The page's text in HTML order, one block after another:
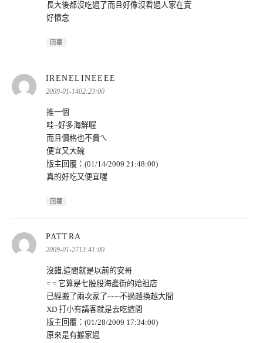
長大後都沒吃過了而且好像沒看過人家在賣
好懷念
回覆
IRENELINEEEE
2009-01-1402:23:00
推一個
哇~好多海鮮喔
而且價格也不貴ㄟ
便宜又大碗
版主回覆：(01/14/2009 21:48:00)
真的好吃又便宜喔
回覆
PATTRA
示:
2009-01-2713:41:00
沒錯,這間就是以前的安哥
= = 它算是七股股海產街的始祖店
已經搬了兩次家了~~~不過越換越大間
XD 打小有請客就是去吃這間
版主回覆：(01/28/2009 17:34:00)
原來是有搬家過